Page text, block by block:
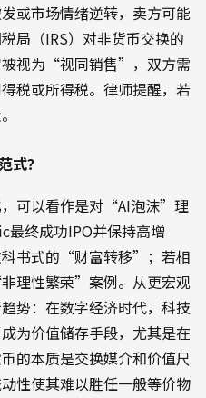
或市场情绪逆转，卖方可能
局（IRS）对非货币交换的
被视为“视同销售”，双方需
税或所得税。律师提醒，若
式？
可以看作是对“AI泡沫”理
终成功IPO并保持高增
科书式的“财富转移”；若相
理性繁荣”案例。从更宏观
势：在数字经济时代，科技
为价值储存手段，尤其是在
的本质是交换媒介和价值尺
性使其难以胜任一般等价物